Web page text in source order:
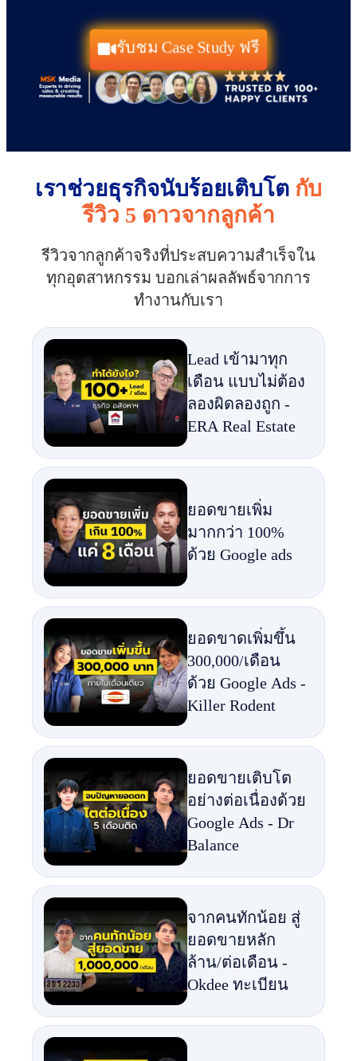
รับชม Case Study ฟรี
เราช่วยธุรกิจนับร้อยเติบโตกับ
รีวิว 5 ดาวจากลูกค้า
รีวิวจากลูกค้าจริงที่ประสบความสำเร็จใน
ทุกอุตสาหกรรม บอกเล่าผลลัพธ์จากการ
ทำงานกับเรา
Lead เข้ามาทุก
เดือน แบบไม่ต้อง
ลองผิดลองถูก -
ERA Real Estate
ยอดขายเพิ่ม
มากกว่า 100%
ด้วย Google ads
ยอดขาดเพิ่มขึ้น
300,000/เดือน
ด้วย Google Ads -
Killer Rodent
ยอดขายเติบโต
อย่างต่อเนื่องด้วย
Google Ads - Dr
Balance
จากคนทักน้อย สู่
ยอดขายหลัก
ล้าน/ต่อเดือน -
Okdee ทะเบียน